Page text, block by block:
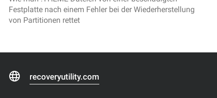
Festplatte nach einem Fehler bei der Wiederherstellung
von Partitionen rettet
recoveryutility.com